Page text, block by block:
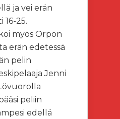
ja vei erän
16-25.
myös Orpon
erän edetessä
pelin
Jenni
peliin
edellä